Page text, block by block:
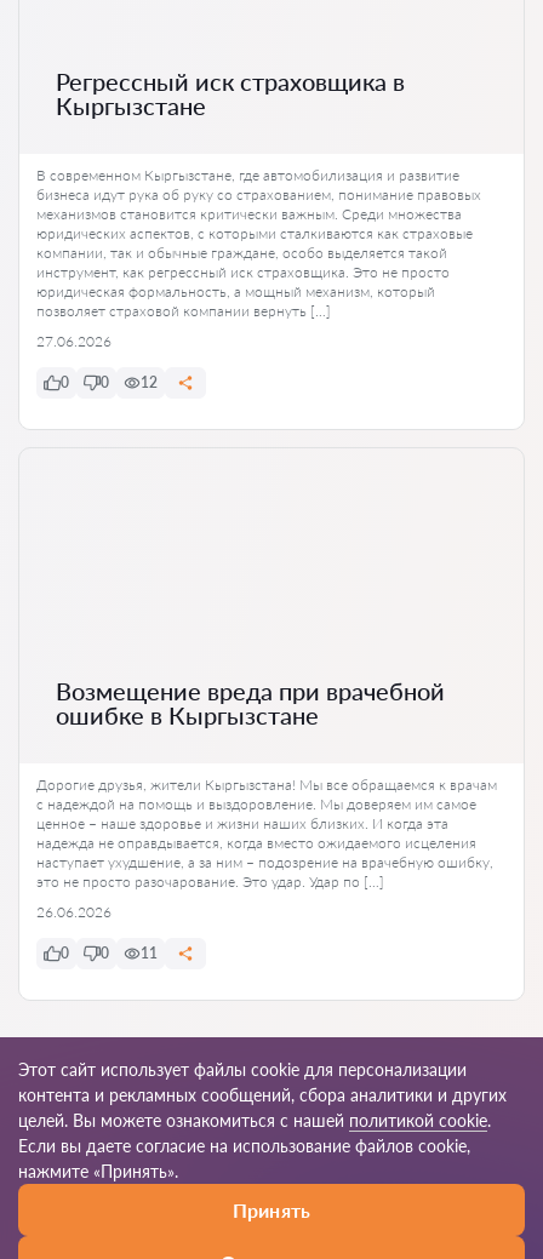
Регрессный иск страховщика в
Кыргызстане
В современном Кыргызстане, где автомобилизация и развитие
бизнеса идут рука об руку со страхованием, понимание правовых
механизмов становится критически важным. Среди множества
юридических аспектов, с которыми сталкиваются как страховые
компании, так и обычные граждане, особо выделяется такой
инструмент, как регрессный иск страховщика. Это не просто
юридическая формальность, а мощный механизм, который
позволяет страховой компании вернуть […]
27.06.2026
0 0 12
Возмещение вреда при врачебной
ошибке в Кыргызстане
Дорогие друзья, жители Кыргызстана! Мы все обращаемся к врачам
с надеждой на помощь и выздоровление. Мы доверяем им самое
ценное – наше здоровье и жизни наших близких. И когда эта
надежда не оправдывается, когда вместо ожидаемого исцеления
наступает ухудшение, а за ним – подозрение на врачебную ошибку,
это не просто разочарование. Это удар. Удар по […]
26.06.2026
0 0 11
Карта сайта
Этот сайт использует файлы cookie для персонализации
контента и рекламных сообщений, сбора аналитики и других
целей. Вы можете ознакомиться с нашей политикой cookie.
Если вы даете согласие на использование файлов cookie,
нажмите «Принять».
Принять